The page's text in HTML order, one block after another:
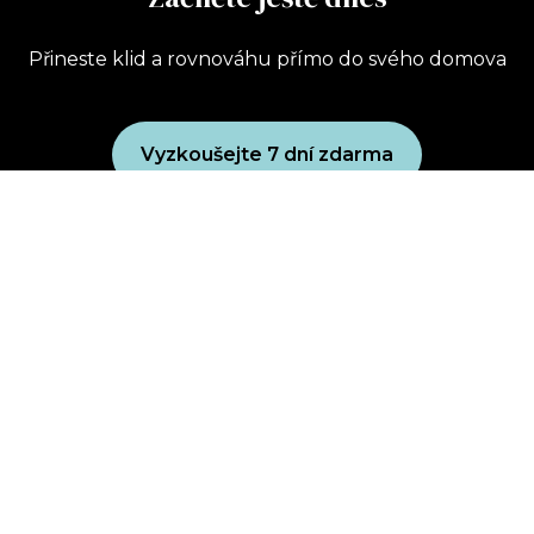
Přineste klid a rovnováhu přímo do svého domova
Vyzkoušejte 7 dní zdarma